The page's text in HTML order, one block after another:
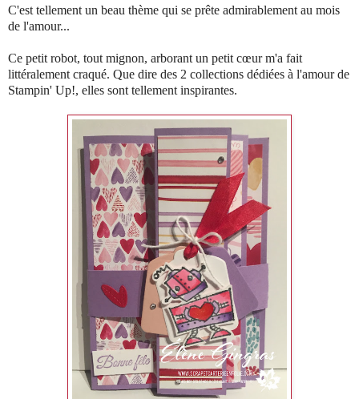
C'est tellement un beau thème qui se prête admirablement au mois
de l'amour...
Ce petit robot, tout mignon, arborant un petit cœur m'a fait
littéralement craqué. Que dire des 2 collections dédiées à l'amour de
Stampin' Up!, elles sont tellement inspirantes.